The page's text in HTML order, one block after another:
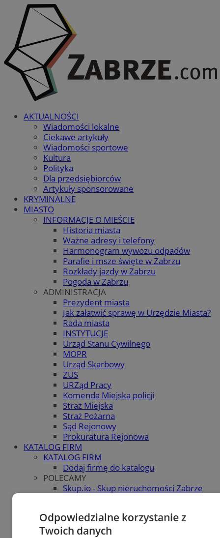
AKTUALNOŚCI
Wiadomości lokalne
Ciekawe artykuły
Wiadomości sportowe
Kultura
Polityka
Dla przedsiębiorców
Artykuły sponsorowane
KRYMINALNE
MIASTO
INFORMACJE O MIEŚCIE
Historia miasta
Ważne adresy i telefony
Harmonogram wywozu odpadów
Parafie i msze święte w Zabrzu
Rozkłady jazdy w Zabrzu
Pogoda w Zabrzu
ADMINISTRACJA
Prezydent miasta
Jak załatwić sprawę w Urzędzie Miasta?
Rada miasta
INSTYTUCJE
Urząd Stanu Cywilnego
MOPR
Urząd Skarbowy
ZUS
URZąd Pracy
Komenda Miejska policji
Straż Miejska
Straż Pożarna
Sąd Rejonowy
Prokuratura Rejonowa
KATALOG FIRM
KATALOG FIRM
Dodaj firmę do katalogu
POLECAMY
Skup.io - Skup nieruchomości Zabrze
OGŁOSZENIA
Dodaj ogłoszenie
Odpowiedzialne korzystanie z
Twoich danych